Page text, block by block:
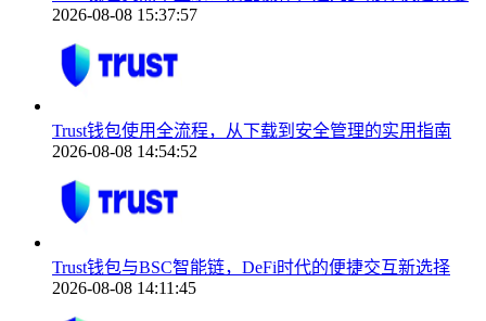
2026-08-08 15:37:57
Trust钱包使用全流程，从下载到安全管理的实用指南
2026-08-08 14:54:52
Trust钱包与BSC智能链，DeFi时代的便捷交互新选择
2026-08-08 14:11:45